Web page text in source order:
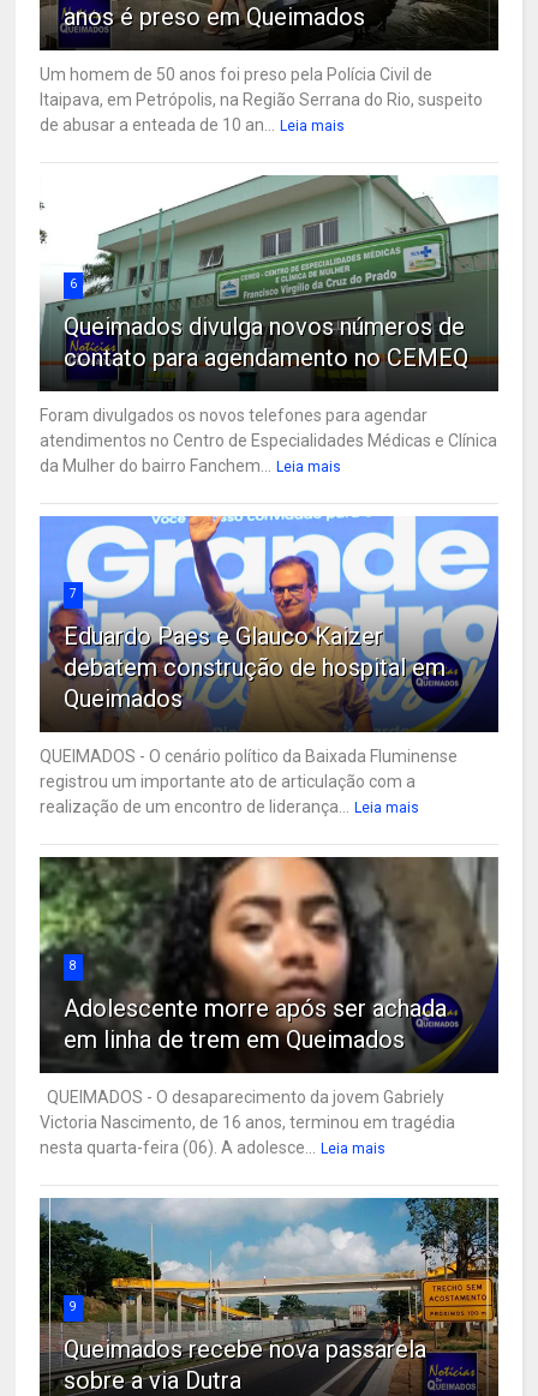
anos é preso em Queimados
Um homem de 50 anos foi preso pela Polícia Civil de
Itaipava, em Petrópolis, na Região Serrana do Rio, suspeito
de abusar a enteada de 10 an...
Leia mais
6
Queimados divulga novos números de
contato para agendamento no CEMEQ
Foram divulgados os novos telefones para agendar
atendimentos no Centro de Especialidades Médicas e Clínica
da Mulher do bairro Fanchem...
Leia mais
7
Eduardo Paes e Glauco Kaizer
debatem construção de hospital em
Queimados
QUEIMADOS - O cenário político da Baixada Fluminense
registrou um importante ato de articulação com a
realização de um encontro de liderança...
Leia mais
8
Adolescente morre após ser achada
em linha de trem em Queimados
QUEIMADOS - O desaparecimento da jovem Gabriely
Victoria Nascimento, de 16 anos, terminou em tragédia
nesta quarta-feira (06). A adolesce...
Leia mais
9
Queimados recebe nova passarela
sobre a via Dutra